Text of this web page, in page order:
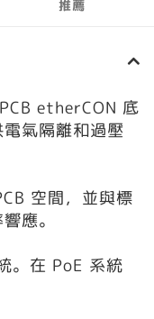
推薦
etherCON 底
氣隔離和過壓
空間，並與標
應。
。在 PoE 系統